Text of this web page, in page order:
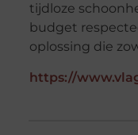
tijdloze
budget
oplossing die
https://